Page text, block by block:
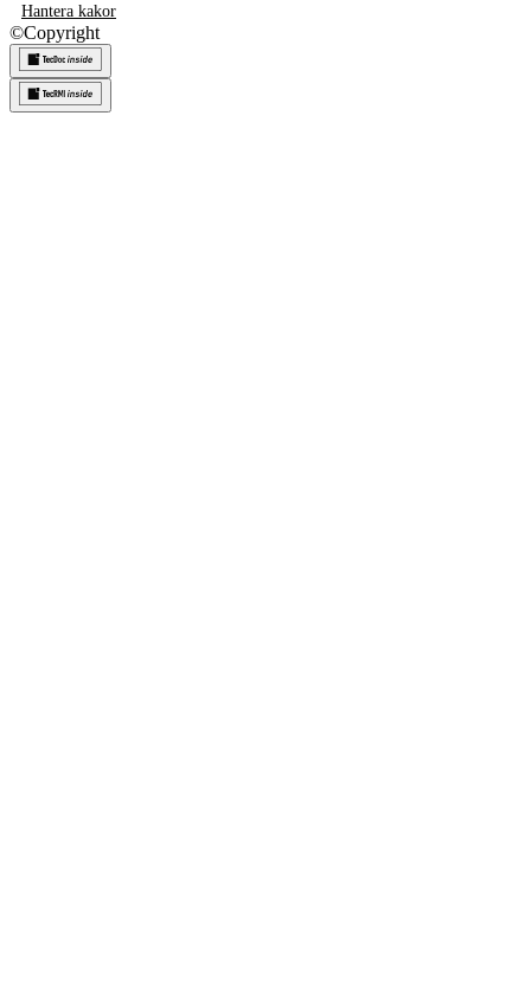
Hantera kakor
©Copyright